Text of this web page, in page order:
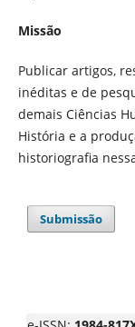
Missão
Publicar artigos,
inéditas e de
demais Ciências
História e a
historiografia
Submissão